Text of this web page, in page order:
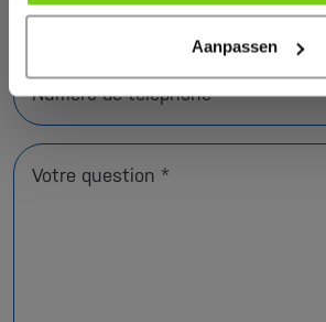
Aanpassen
Adresse e-mail *
Numéro de téléphone
Votre question *